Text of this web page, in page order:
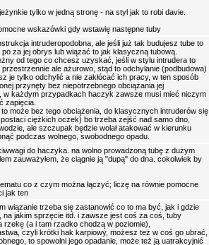
tylko w jedną stronę - na styl jak to robi davie.
wskazówki gdy wstawię następne tuby
intruderopodobna, ale jeśli już tak budujesz tube to
za jej obrys lub wiązać to jak klasyczną tubową.
od tego co chcesz uzyskać, jeśli w stylu intrudera to
ale ażurowo, stąd to odchylanie (podbudowa)
je tylko odchylić a nie zakłócać ich pracy, w ten sposób
przynęty bez niepotrzebnego obciążania jej
w każdym przypadkach haczyk zawsze musi mieć niczym
zapięcia.
może bez tego obciążenia, do klasycznych intruderów się
ciężkich oczek) bo trzeba zejść nad samo dno,
ale szczupak będzie wolał atakować w kierunku
podczas wolnego, swobodnego opadu.
do haczyka. na wolno prowadzoną tubę z dużym
zauważyłem, że ciągnie ją "dupą" do dna. cokolwiek by
co z czym można łączyć; liczę na równie pomocne
jak ten
wiązanie trzeba się zastanowić co to ma być, jak i gdzie
na jakim sprzęcie itd. i zawsze jest coś za coś, tuby
rzekę (a i tam rzadko chodzą w poziomie),
czyli krótki hak karpiowy, możesz też w coś go ubrać,
to spowolni jego opadanie, może też ją uatrakcyjnić